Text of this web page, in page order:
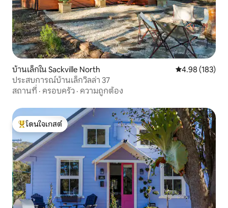
บ้านเล็กใน Sackville North คะแนนเฉลี่ย
4.98 (183)
ประสบการณ์บ้านเล็กวิลล่า 37
สถานที่ · ครอบครัว · ความถูกต้อง
โดนใจเกสต์ที่สุด
โดนใจเกสต์